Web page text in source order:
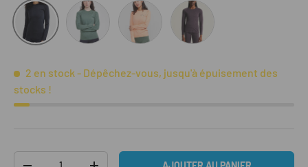
B999000 B687000 B840000 499000
2 en stock - Dépêchez-vous, jusqu'à épuisement des
stocks !